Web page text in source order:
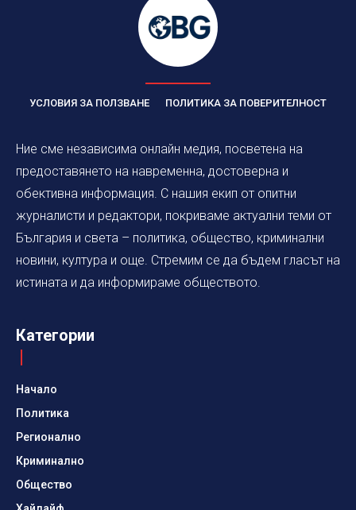
УСЛОВИЯ ЗА ПОЛЗВАНЕ ПОЛИТИКА ЗА ПОВЕРИТЕЛНОСТ
Ние сме независима онлайн медия, посветена на
предоставянето на навременна, достоверна и
обективна информация. С нашия екип от опитни
журналисти и редактори, покриваме актуални теми от
България и света – политика, общество, криминални
новини, култура и още. Стремим се да бъдем гласът на
истината и да информираме обществото.
Категории
Начало
Политика
Регионално
Криминално
Общество